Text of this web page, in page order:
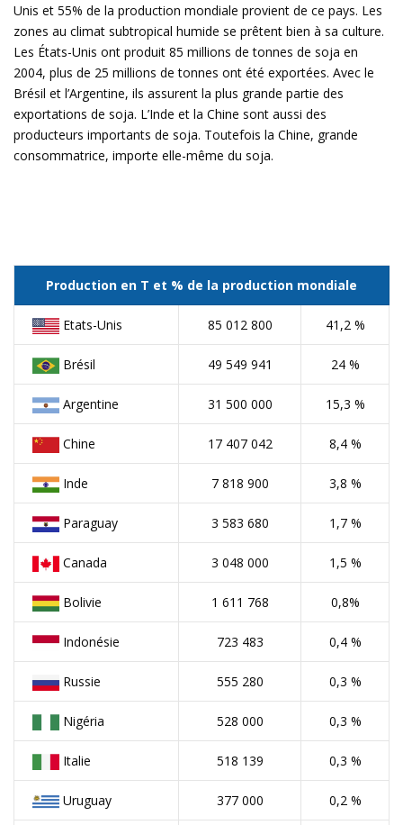
Unis et 55% de la production mondiale provient de ce pays. Les
zones au climat subtropical humide se prêtent bien à sa culture.
Les États-Unis ont produit 85 millions de tonnes de soja en
2004, plus de 25 millions de tonnes ont été exportées. Avec le
Brésil et l’Argentine, ils assurent la plus grande partie des
exportations de soja. L’Inde et la Chine sont aussi des
producteurs importants de soja. Toutefois la Chine, grande
consommatrice, importe elle-même du soja.
Production en T et % de la production mondiale
Etats-Unis 85 012 800 41,2 %
Brésil 49 549 941 24 %
Argentine 31 500 000 15,3 %
Chine 17 407 042 8,4 %
Inde 7 818 900 3,8 %
Paraguay 3 583 680 1,7 %
Canada 3 048 000 1,5 %
Bolivie 1 611 768 0,8%
Indonésie 723 483 0,4 %
Russie 555 280 0,3 %
Nigéria 528 000 0,3 %
Italie 518 139 0,3 %
Uruguay 377 000 0,2 %